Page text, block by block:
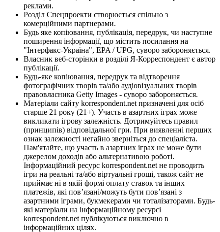
реклами.
Розділ Спецпроекти створюється спільно з
комерційними партнерами.
Будь яке копіювання, публікація, передрук, чи наступне
поширення інформації, що містить посилання на
"Інтерфакс-Україна", EPA / UPG, суворо забороняється.
Власник веб-сторінки в розділі Я-Корреспондент є автор
публікації.
Будь-яке копіювання, передрук та відтворення
фотографічних творів та/або аудіовізуальних творів
правовласника Getty Images - суворо забороняється.
Матеріали сайту korrespondent.net призначені для осіб
старше 21 року (21+). Участь в азартних іграх може
викликати ігрову залежність. Дотримуйтесь правил
(принципів) відповідальної гри. При виявленні перших
ознак залежності негайно зверніться до спеціаліста.
Пам'ятайте, що участь в азартних іграх не може бути
джерелом доходів або альтернативою роботі.
Інформаційний ресурс korrespondent.net не проводить
ігри на реальні та/або віртуальні гроші, також сайт не
приймає ні в якій формі оплату ставок та інших
платежів, які пов’язані/можуть бути пов’язані з
азартними іграми, букмекерами чи тоталізаторами. Будь-
які матеріали на інформаційному ресурсі
korrespondent.net публікуються виключно в
інформаційних цілях.